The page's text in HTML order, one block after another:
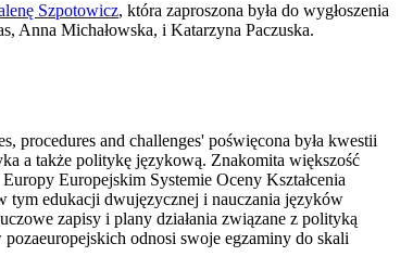
Szpotowicz, która zaproszona była do wygłoszenia
Anna Michałowska, i Katarzyna Paczuska.
procedures and challenges' poświęcona była kwestii
a także politykę językową. Znakomita większość
Europejskim Systemie Oceny Kształcenia
tym edukacji dwujęzycznej i nauczania języków
zapisy i plany działania związane z polityką
odnosi swoje egzaminy do skali